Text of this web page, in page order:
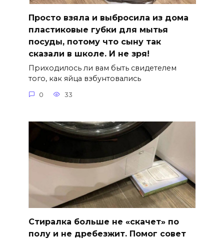
Просто взяла и выбросила из дома
пластиковые губки для мытья
посуды, потому что сыну так
сказали в школе. И не зря!
Приходилось ли вам быть свидетелем
того, как яйца взбунтовались
0 33
Стиралка больше не «скачет» по
полу и не дребезжит. Помог совет